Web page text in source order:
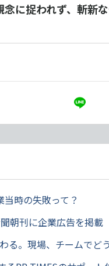
に捉われず、斬新
時の失敗って？
朝刊に企業広告を掲載
る。現場、チームでど